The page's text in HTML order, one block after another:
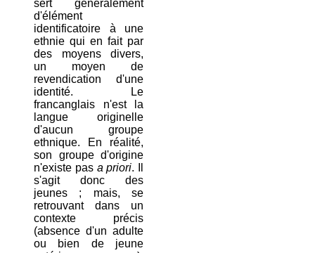
sert généralement
d'élément
identificatoire à une
ethnie qui en fait par
des moyens divers,
un moyen de
revendication d'une
identité. Le
francanglais n'est la
langue originelle
d'aucun groupe
ethnique. En réalité,
son groupe d'origine
n'existe pas a priori. Il
s'agit donc des
jeunes ; mais, se
retrouvant dans un
contexte précis
(absence d'un adulte
ou bien de jeune